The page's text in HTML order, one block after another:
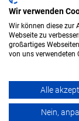
Impressum &
AGB
Cookiehinweis &
Wir verwenden
Wir können diese zur
Webseite zu
großartiges
von uns verwendeten
Alle
Nein,